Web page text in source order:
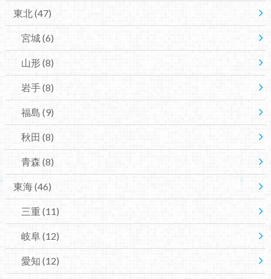
東北(47)
宮城(6)
山形 (8)
岩手(8)
福島 (9)
秋田 (8)
青森 (8)
東海(46)
三重 (11)
岐阜(12)
愛知 (12)